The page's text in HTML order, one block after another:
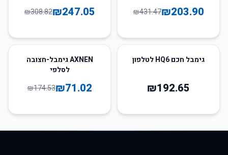
₪203.90
₪431.47
₪247.05
₪308.82
גימבל חכם HQ6 לטלפון
₪192.65
59
AXNEN גימבל-חצובה
לסלפי
₪71.02
₪174.53